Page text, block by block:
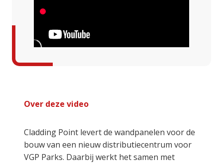
Over deze video
Cladding Point levert de wandpanelen voor de
bouw van een nieuw distributiecentrum voor
VGP Parks. Daarbij werkt het samen met